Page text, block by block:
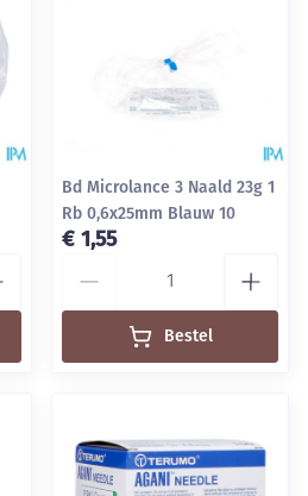
Bd Microlance 3 Naald 23g 1
Rb 0,6x25mm Blauw 10
€ 1,55
Bestel